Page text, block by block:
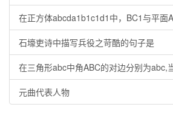
在正方体abcda1b1c1d1中，BC1与平面
石壕吏诗中描写兵役之苛酷的句子是
在三角形abc中角ABC的对边分别为abc,
元曲代表人物